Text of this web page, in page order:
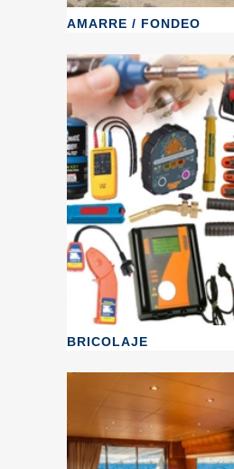
AMARRE / FONDEO
BRICOLAJE